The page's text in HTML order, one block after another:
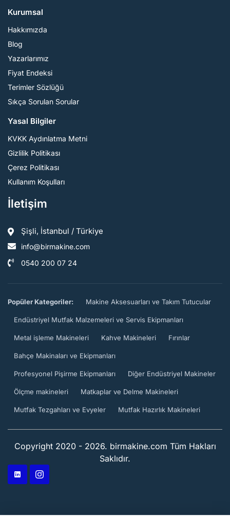
Kurumsal
Hakkımızda
Blog
Yazarlarımız
Fiyat Endeksi
Terimler Sözlüğü
Sıkça Sorulan Sorular
Yasal Bilgiler
KVKK Aydınlatma Metni
Gizlilik Politikası
Çerez Politikası
Kullanım Koşulları
İletişim
Şişli, İstanbul / Türkiye
info@birmakine.com
0540 200 07 24
Popüler Kategoriler: Makine Aksesuarları ve Takım Tutucular
Endüstriyel Mutfak Malzemeleri ve Servis Ekipmanları
Metal işleme Makineleri Kahve Makineleri Fırınlar
Bahçe Makinaları ve Ekipmanları
Profesyonel Pişirme Ekipmanları Diğer Endüstriyel Makineler
Ölçme makineleri Matkaplar ve Delme Makineleri
Mutfak Tezgahları ve Evyeler Mutfak Hazırlık Makineleri
Copyright 2020 - 2026. birmakine.com Tüm Hakları
Saklıdır.